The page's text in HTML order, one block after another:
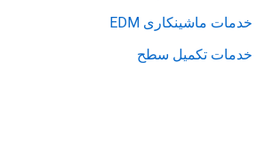
خدمات ماشینکاری EDM
خدمات تکمیل سطح